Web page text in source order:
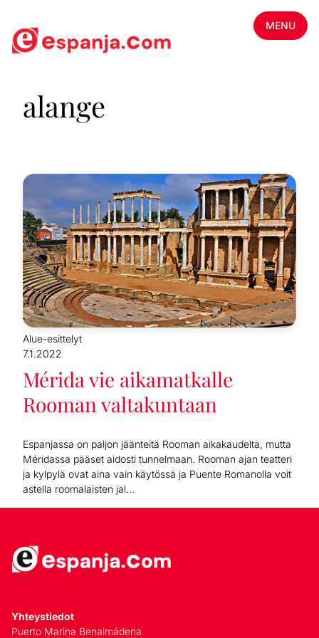
MENU
alange
Alue-esittelyt
7.1.2022
Mérida vie aikamatkalle
Rooman valtakuntaan
Espanjassa on paljon jäänteitä Rooman aikakaudelta, mutta
Méridassa pääset aidosti tunnelmaan. Rooman ajan teatteri
ja kylpylä ovat aina vain käytössä ja Puente Romanolla voit
astella roomalaisten jal...
Yhteystiedot
Puerto Marina Benalmádena